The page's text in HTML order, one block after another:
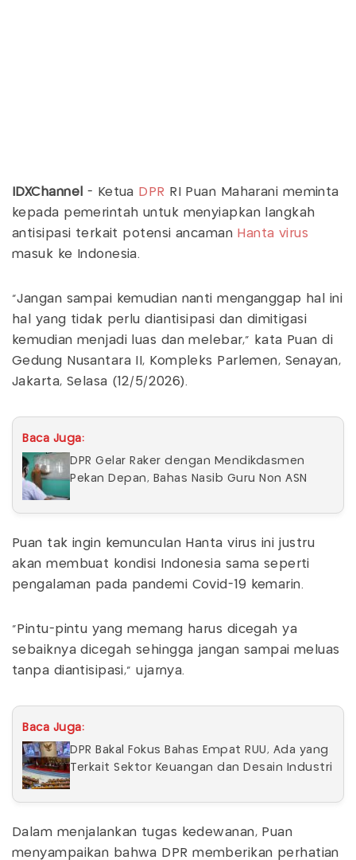
IDXChannel - Ketua DPR
RI Puan Maharani meminta
kepada pemerintah untuk menyiapkan langkah
antisipasi terkait potensi ancamanHanta virus
masuk ke Indonesia.
"Jangan sampai kemudian nanti menganggap hal ini
hal yang tidak perlu diantisipasi dan dimitigasi
kemudian menjadi luas dan melebar," kata Puan di
Gedung Nusantara II, Kompleks Parlemen, Senayan,
Jakarta, Selasa (12/5/2026).
Baca Juga:
DPR Gelar Raker dengan Mendikdasmen
Pekan Depan, Bahas Nasib Guru Non ASN
Puan tak ingin kemunculan Hanta virus ini justru
akan membuat kondisi Indonesia sama seperti
pengalaman pada pandemi Covid-19 kemarin.
"Pintu-pintu yang memang harus dicegah ya
sebaiknya dicegah sehingga jangan sampai meluas
tanpa diantisipasi," ujarnya.
Baca Juga:
DPR Bakal Fokus Bahas Empat RUU, Ada yang
Terkait Sektor Keuangan dan Desain Industri
Dalam menjalankan tugas kedewanan, Puan
menyampaikan bahwa DPR memberikan perhatian